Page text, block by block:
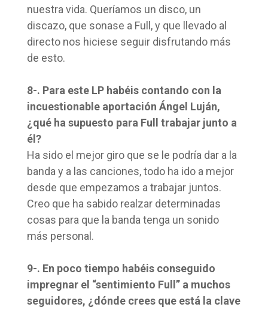
nuestra vida. Queríamos un disco, un
discazo, que sonase a Full, y que llevado al
directo nos hiciese seguir disfrutando más
de esto.
8-. Para este LP habéis contando con la
incuestionable aportación Ángel Luján,
¿qué ha supuesto para Full trabajar junto a
él?
Ha sido el mejor giro que se le podría dar a la
banda y a las canciones, todo ha ido a mejor
desde que empezamos a trabajar juntos.
Creo que ha sabido realzar determinadas
cosas para que la banda tenga un sonido
más personal.
9-. En poco tiempo habéis conseguido
impregnar el “sentimiento Full” a muchos
seguidores, ¿dónde crees que está la clave